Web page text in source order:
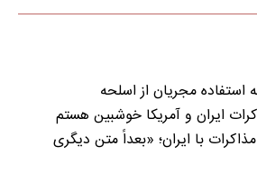
مجریان از اسلحه
ایران و آمریکا خوشبین هستم
با ایران؛ «بعداً متن دیگری